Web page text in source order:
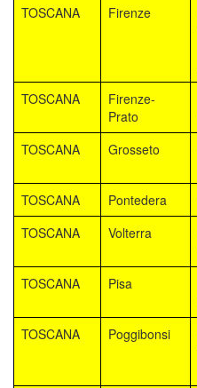
TOSCANA
Firenze
TOSCANA
Firenze-
Prato
TOSCANA
Grosseto
TOSCANA
Pontedera
TOSCANA
Volterra
TOSCANA
Pisa
TOSCANA
Poggibonsi